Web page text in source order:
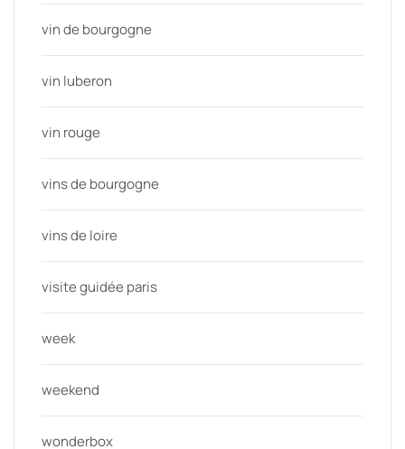
vin de bourgogne
vin luberon
vin rouge
vins de bourgogne
vins de loire
visite guidée paris
week
weekend
wonderbox